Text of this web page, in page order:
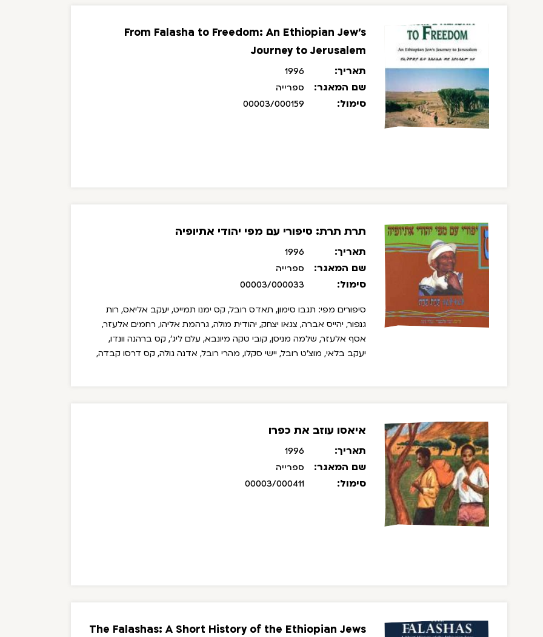
From Falasha to Freedom: An Ethiopian Jew's
Journey to Jerusalem
תאריך: 1996
שם המאגר: ספרייה
סימול: 00003/000159
תרת תרת: סיפורי עם מפי יהודי אתיופיה
תאריך: 1996
שם המאגר: ספרייה
סימול: 00003/000033
סיפורים מפי: תגבו סימון, תאדס רובל, קס ימנו תמייט, יעקב אליאס, רות
גנפור, יהייס אברה, צגאו יצחק, יהודית מולה, גרהמת אליהו, רחמים אלעזר,
אסף אלעזר, שלמה מניסן, קובי טקה מיונבא, עלם ליג', קס ברהנה וונדו,
יעקב בלאי, מוצ'ט רובל, יישי סקלו, מהרי רובל, אדנה גולה, קס דרסו קבדה,
איאסו עוזב את כפרו
תאריך: 1996
שם המאגר: ספרייה
סימול: 00003/000411
The Falashas: A Short History of the Ethiopian Jews